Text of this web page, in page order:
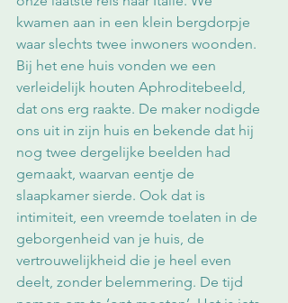
kwamen aan in een klein bergdorpje
waar slechts twee inwoners woonden.
Bij het ene huis vonden we een
verleidelijk houten Aphroditebeeld,
dat ons erg raakte. De maker nodigde
ons uit in zijn huis en bekende dat hij
nog twee dergelijke beelden had
gemaakt, waarvan eentje de
slaapkamer sierde. Ook dat is
intimiteit, een vreemde toelaten in de
geborgenheid van je huis, de
vertrouwelijkheid die je heel even
deelt, zonder belemmering. De tijd